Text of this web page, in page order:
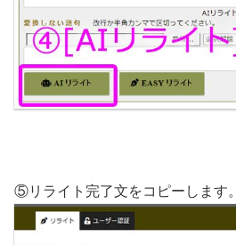
⑤リライト完了文をコピーします。